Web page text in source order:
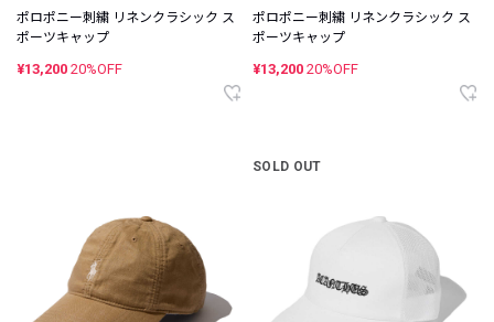
ポロポニー刺繍 リネンクラシック ス
ポーツキャップ
¥13,200 20%OFF
ポロポニー刺繍 リネンクラシック ス
ポーツキャップ
¥13,200 20%OFF
SOLD OUT